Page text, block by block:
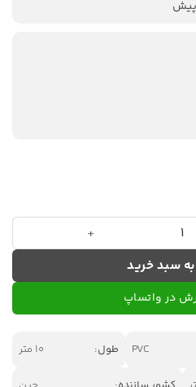
سبد خرید
در واتساپ
PVC طول: 10 متر